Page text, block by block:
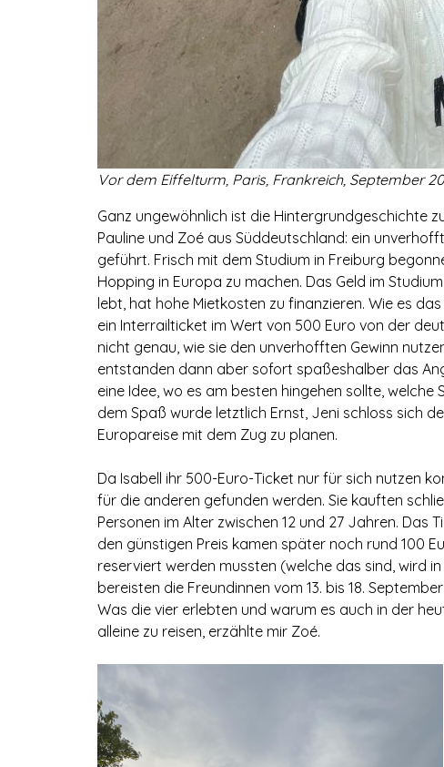
Vor dem Eiffelturm, Paris, Frankreich, September
Ganz ungewöhnlich ist die Hintergrundgeschichte
Pauline und Zoé aus Süddeutschland: ein
geführt. Frisch mit dem Studium in Freiburg
Hopping in Europa zu machen. Das Geld im
lebt, hat hohe Mietkosten zu finanzieren. Wie es
ein Interrailticket im Wert von 500 Euro von der
nicht genau, wie sie den unverhofften Gewinn
entstanden dann aber sofort spaßeshalber das
eine Idee, wo es am besten hingehen sollte,
dem Spaß wurde letztlich Ernst, Jeni schloss sich
Europareise mit dem Zug zu planen.
Da Isabell ihr 500-Euro-Ticket nur für sich nutzen
für die anderen gefunden werden. Sie kauften
Personen im Alter zwischen 12 und 27 Jahren. Das
den günstigen Preis kamen später noch rund 100
reserviert werden mussten (welche das sind, wird
bereisten die Freundinnen vom 13. bis 18.
Was die vier erlebten und warum es auch in der
alleine zu reisen, erzählte mir Zoé.